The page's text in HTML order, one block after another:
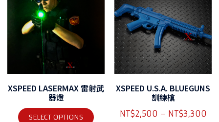
XSPEED LASERMAX 雷射武
器燈
SELECT OPTIONS
XSPEED U.S.A. BLUEGUNS
訓練槍
NT$2,500 – NT$3,300